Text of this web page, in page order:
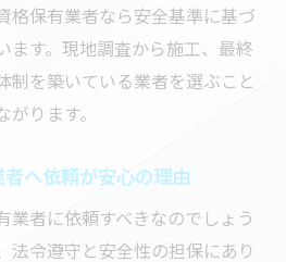
格保有業者なら安全基準に基づ
ます。現地調査から施工、最終
制を築いている業者を選ぶこと
ります。
へ依頼が安心の理由
業者に依頼すべきなのでしょう
法令遵守と安全性の担保にあり